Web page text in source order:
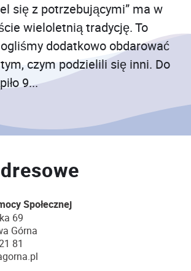
się z potrzebującymi” ma w
wieloletnią tradycję. To
dodatkowo obdarować
czym podzielili się inni. Do
9...
Społecznej
69
Górna
81